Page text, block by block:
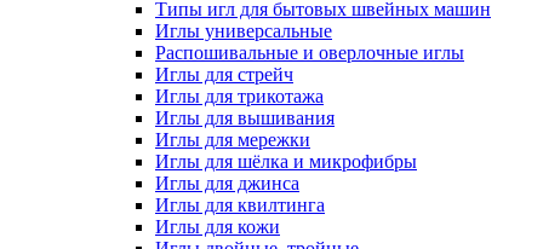
Типы игл для бытовых швейных машин
Иглы универсальные
Распошивальные и оверлочные иглы
Иглы для стрейч
Иглы для трикотажа
Иглы для вышивания
Иглы для мережки
Иглы для шёлка и микрофибры
Иглы для джинса
Иглы для квилтинга
Иглы для кожи